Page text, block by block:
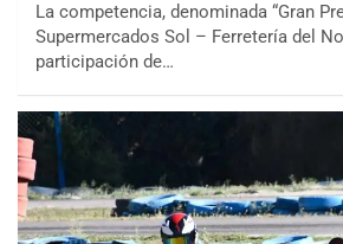
La competencia, denominada “Gran
Supermercados Sol – Ferretería del
participación de…